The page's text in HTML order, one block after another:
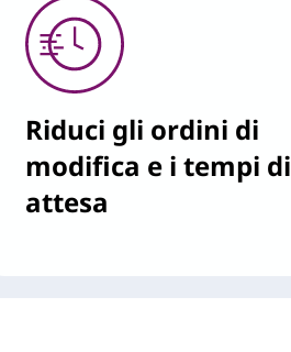
Riduci gli ordini di
modifica e i tempi di
attesa